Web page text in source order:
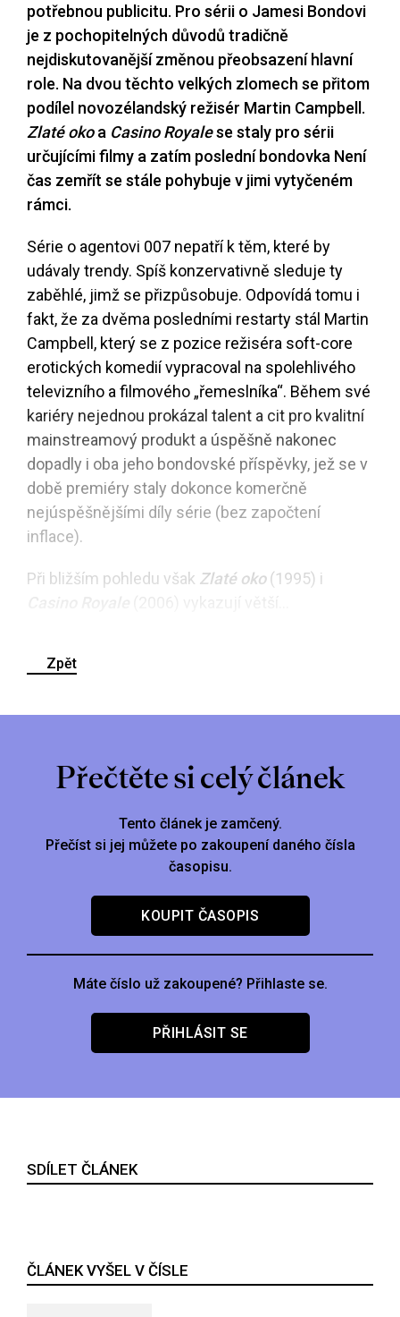
potřebnou publicitu. Pro sérii o Jamesi Bondovi
je z pochopitelných důvodů tradičně
nejdiskutovanější změnou přeobsazení hlavní
role. Na dvou těchto velkých zlomech se přitom
podílel novozélandský režisér Martin Campbell.
Zlaté okoa Casino Royalese staly pro sérii
určujícími filmy a zatím poslední bondovka Není
čas zemřít se stále pohybuje v jimi vytyčeném
rámci.
Série o agentovi 007 nepatří k těm, které by
udávaly trendy. Spíš konzervativně sleduje ty
zaběhlé, jimž se přizpůsobuje. Odpovídá tomu i
fakt, že za dvěma posledními restarty stál Martin
Campbell, který se z pozice režiséra soft-core
erotických komedií vypracoval na spolehlivého
televizního a filmového „řemeslníka“. Během své
kariéry nejednou prokázal talent a cit pro kvalitní
mainstreamový produkt a úspěšně nakonec
dopadly i oba jeho bondovské příspěvky, jež se v
době premiéry staly dokonce komerčně
nejúspěšnějšími díly série (bez započtení
inflace).
Při bližším pohledu však Zlaté oko(1995) i
Zpět
Přečtěte si celý článek
Tento článek je zamčený.
Přečíst si jej můžete po zakoupení daného čísla
časopisu.
KOUPIT ČASOPIS
Máte číslo už zakoupené? Přihlaste se.
PŘIHLÁSIT SE
SDÍLET ČLÁNEK
ČLÁNEK VYŠEL V ČÍSLE